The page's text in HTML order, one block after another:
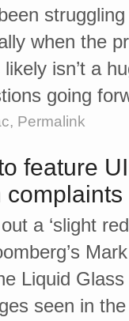
when the
isn’t a
going
, Permalink
feature
complaints
a ‘slight
Liquid
seen in